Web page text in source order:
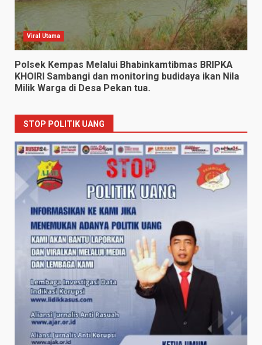
Viral Utama
Polsek Kempas Melalui Bhabinkamtibmas BRIPKA
KHOIRI Sambangi dan monitoring budidaya ikan Nila
Milik Warga di Desa Pekan tua.
STOP POLITIK UANG